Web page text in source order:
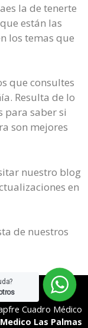
la de tenerte
están las
los temas que
que consultes
Resulta de lo
saber si
son mejores
nuestro blog
en
de nuestros
Cuadro Médico
Las Palmas